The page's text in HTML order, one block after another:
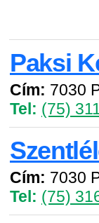
Paksi
Cím: 7030
Tel: (75)
Cím: 7030
Tel: (75)